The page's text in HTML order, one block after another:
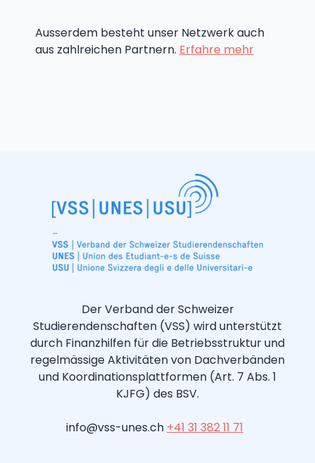
Ausserdem besteht unser Netzwerk auch
aus zahlreichen Partnern. Erfahre mehr
Der Verband der Schweizer
Studierendenschaften (VSS) wird unterstützt
durch Finanzhilfen für die Betriebsstruktur und
regelmässige Aktivitäten von Dachverbänden
und Koordinationsplattformen (Art. 7 Abs. 1
KJFG) des BSV.
info@vss-unes.ch +41 31 382 11 71